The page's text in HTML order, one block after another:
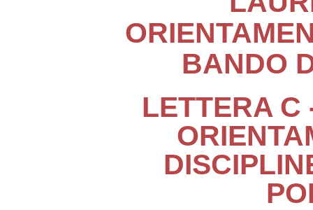
BANDO
LETTERA C